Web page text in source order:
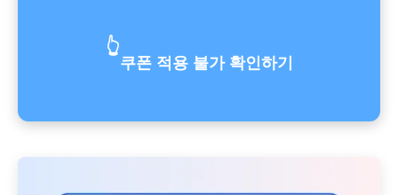
👆
쿠폰 적용 불가 확인하기